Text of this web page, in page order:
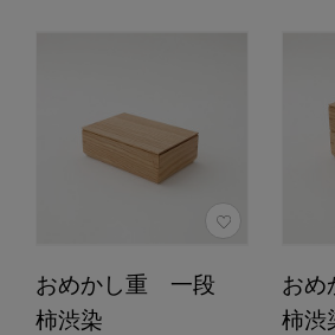
おめかし重 一段
柿渋染
お
柿渋